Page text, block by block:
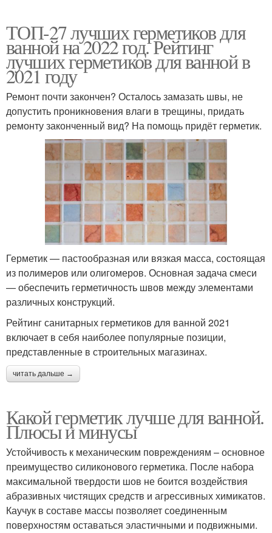
ТОП-27 лучших герметиков для
ванной на 2022 год. Рейтинг
лучших герметиков для ванной в
2021 году
Ремонт почти закончен? Осталось замазать швы, не
допустить проникновения влаги в трещины, придать
ремонту законченный вид? На помощь придёт герметик.
Герметик — пастообразная или вязкая масса, состоящая
из полимеров или олигомеров. Основная задача смеси
— обеспечить герметичность швов между элементами
различных конструкций.
Рейтинг санитарных герметиков для ванной 2021
включает в себя наиболее популярные позиции,
представленные в строительных магазинах.
читать дальше →
Какой герметик лучше для ванной.
Плюсы и минусы
Устойчивость к механическим повреждениям – основное
преимущество силиконового герметика. После набора
максимальной твердости шов не боится воздействия
абразивных чистящих средств и агрессивных химикатов.
Каучук в составе массы позволяет соединенным
поверхностям оставаться эластичными и подвижными.